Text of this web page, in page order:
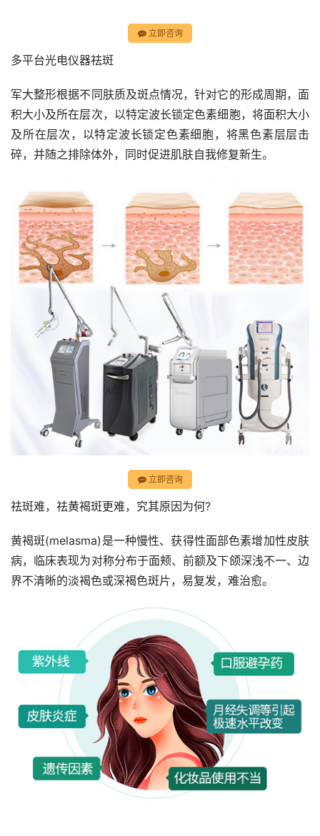
立即咨询
多平台光电仪器祛斑
军大整形根据不同肤质及斑点情况，针对它的形成周期，面
积大小及所在层次，以特定波长锁定色素细胞，将面积大小
及所在层次，以特定波长锁定色素细胞，将黑色素层层击
碎，并随之排除体外，同时促进肌肤自我修复新生。
立即咨询
祛斑难，祛黄褐斑更难，究其原因为何?
黄褐斑(melasma)是一种慢性、获得性面部色素增加性皮肤
病，临床表现为对称分布于面颊、前额及下颌深浅不一、边
界不清晰的淡褐色或深褐色斑片，易复发，难治愈。